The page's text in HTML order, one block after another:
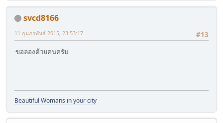
svcd8166
#13
11 กุมภาพันธ์ 2015, 23:53:17
ขอลองด้วยคนครับ
Beautiful Womans in your city